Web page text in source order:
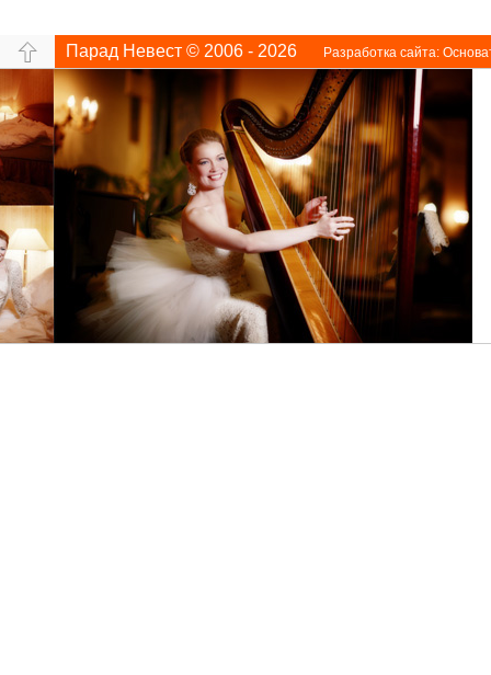
Парад Невест © 2006 - 2026 Разработка сайта: